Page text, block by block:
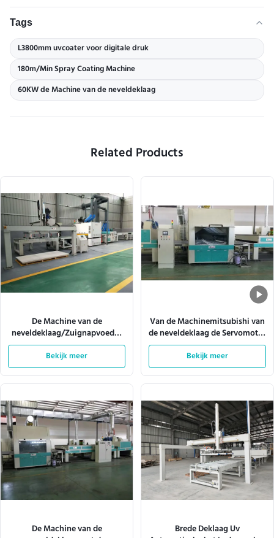
Tags
L3800mm uvcoater voor digitale druk
180m/Min Spray Coating Machine
60KW de Machine van de neveldeklaag
Related Products
De Machine van de
neveldeklaag/Zuignapvoeder
10m/Min
Bekijk meer
Van de Machinemitsubishi van
de neveldeklaag de Servomotor
W920mm 180m/Min
Bekijk meer
De Machine van de Brede Deklaag Uv